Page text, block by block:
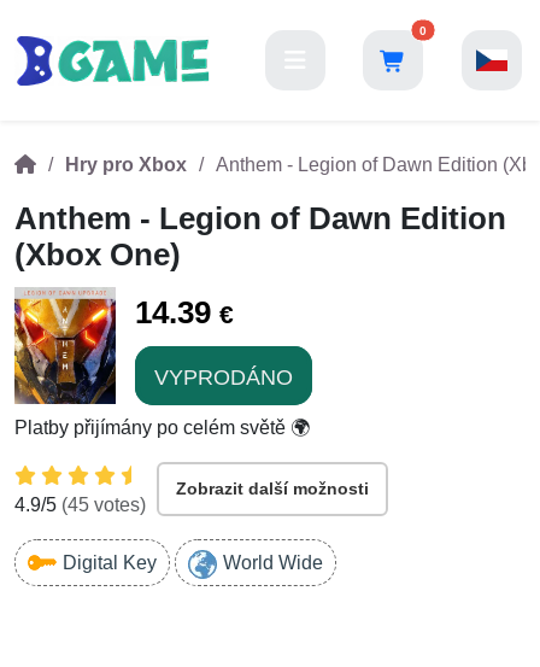
0
Hry pro Xbox Anthem - Legion of Dawn Edition
Anthem - Legion of Dawn Edition
(Xbox One)
14.39 €
VYPRODÁNO
Platby přijímány po celém světě 🌍
4.9/5 (45 votes)
Zobrazit další možnosti
Digital Key World Wide